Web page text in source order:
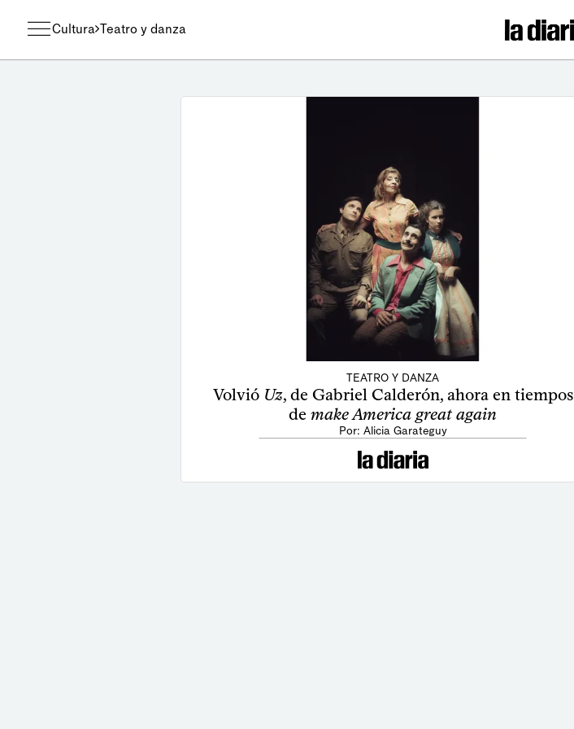
Cultura Teatro y danza
TEATRO Y DANZA
Volvió Uz, de Gabriel Calderón, ahora en tiempos
de make America great again
Por: Alicia Garateguy